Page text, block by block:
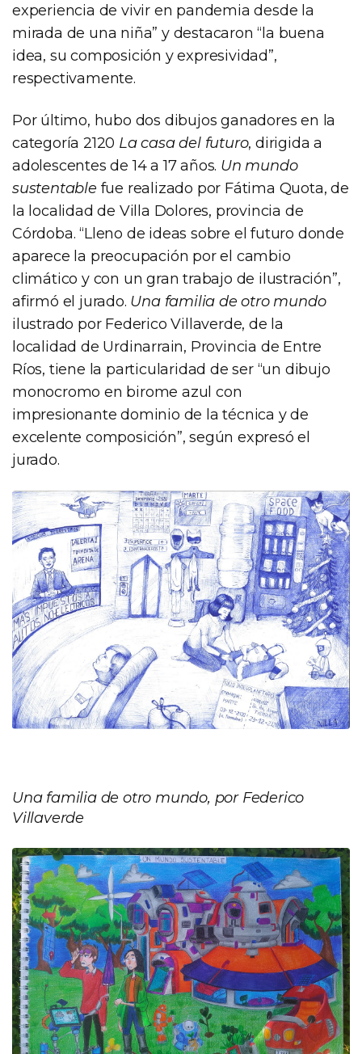
experiencia de vivir en pandemia desde la
mirada de una niña” y destacaron “la buena
idea, su composición y expresividad”,
respectivamente.
Por último, hubo dos dibujos ganadores en la
categoría 2120 La casa del futuro, dirigida a
adolescentes de 14 a 17 años. Un mundo
sustentable fue realizado por Fátima Quota, de
la localidad de Villa Dolores, provincia de
Córdoba. “Lleno de ideas sobre el futuro donde
aparece la preocupación por el cambio
climático y con un gran trabajo de ilustración”,
afirmó el jurado. Una familia de otro mundo
ilustrado por Federico Villaverde, de la
localidad de Urdinarrain, Provincia de Entre
Ríos, tiene la particularidad de ser “un dibujo
monocromo en birome azul con
impresionante dominio de la técnica y de
excelente composición”, según expresó el
jurado.
Una familia de otro mundo, por Federico
Villaverde